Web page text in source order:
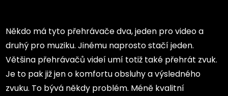
Někdo má tyto přehrávače dva, jeden pro video a
druhý pro muziku. Jinému naprosto stačí jeden.
Většina přehrávačů videí umí totiž také přehrát zvuk.
Je to pak již jen o komfortu obsluhy a výsledného
zvuku. To bývá někdy problém. Méně kvalitní